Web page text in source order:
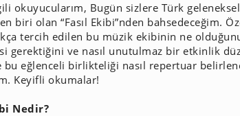
okuyucularım, Bugün sizlere Türk
biri olan “Fasıl Ekibi”nden bahsedeceğim.
tercih edilen bu müzik ekibinin ne
gerektiğini ve nasıl unutulmaz bir etkinlik
bu eğlenceli birlikteliği nasıl repertuar
Keyifli okumalar!
Nedir?